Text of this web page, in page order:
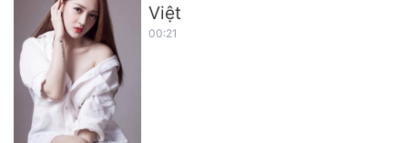
Việt
00:21